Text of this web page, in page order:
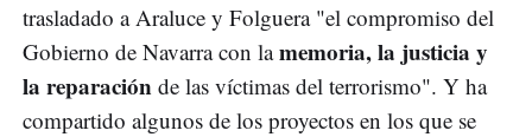
trasladado a Araluce y Folguera "el compromiso del
Gobierno de Navarra con lamemoria, la justicia y
la reparación de las víctimas del terrorismo". Y ha
compartido algunos de los proyectos en los que se